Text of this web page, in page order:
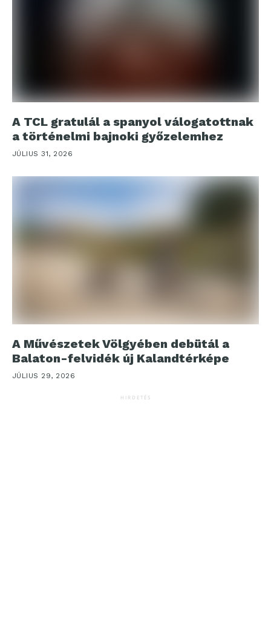
A TCL gratulál a spanyol válogatottnak
a történelmi bajnoki győzelemhez
JÚLIUS 31, 2026
A Művészetek Völgyében debütál a
Balaton-felvidék új Kalandtérképe
JÚLIUS 29, 2026
HIRDETÉS